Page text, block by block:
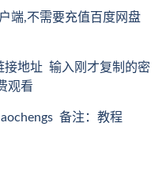
端,不需要充值百度网盘
接地址 输入刚才复制的密
观看
备注：教程